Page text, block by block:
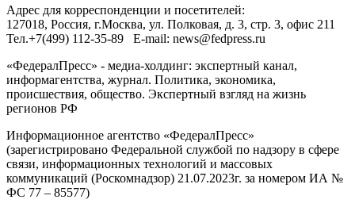
Адрес для корреспонденции и посетителей:
127018, Россия, г.Москва, ул. Полковая, д. 3, стр. 3, офис 211
Тел.+7(499) 112-35-89 E-mail: news@fedpress.ru
«ФедералПресс» - медиа-холдинг: экспертный канал,
информагентства, журнал. Политика, экономика,
происшествия, общество. Экспертный взгляд на жизнь
регионов РФ
Информационное агентство «ФедералПресс»
(зарегистрировано Федеральной службой по надзору в сфере
связи, информационных технологий и массовых
коммуникаций (Роскомнадзор) 21.07.2023г. за номером ИА №
ФС 77 – 85577)